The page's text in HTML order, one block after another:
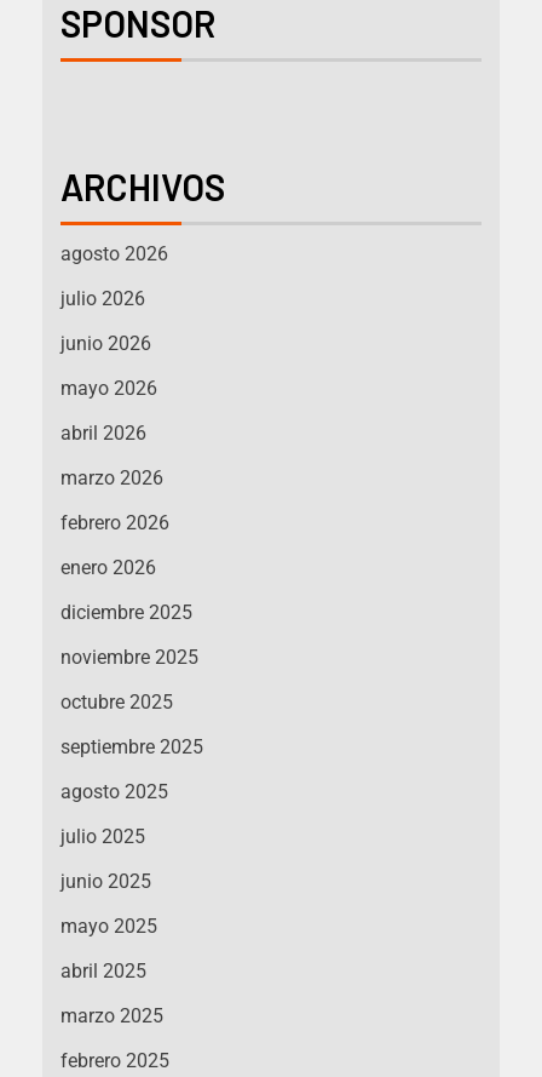
SPONSOR
ARCHIVOS
agosto 2026
julio 2026
junio 2026
mayo 2026
abril 2026
marzo 2026
febrero 2026
enero 2026
diciembre 2025
noviembre 2025
octubre 2025
septiembre 2025
agosto 2025
julio 2025
junio 2025
mayo 2025
abril 2025
marzo 2025
febrero 2025